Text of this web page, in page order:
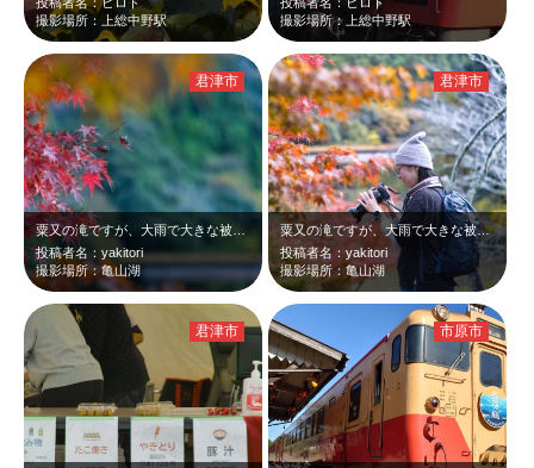
撮影場所：上総中野駅
撮影場所：上総中野駅
粟又の滝ですが、大雨で大きな被害を受けていて、いつもの撮影ポイントは、全滅して…
投稿者名：yakitori
撮影場所：亀山湖
君津市
粟又の滝ですが、大雨で大きな被害を受けていて、いつもの撮影ポイントは、全滅して…
投稿者名：yakitori
撮影場所：亀山湖
君津市
君津市 市原市